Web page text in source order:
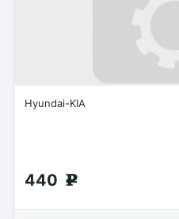
Hyundai-KIA
440 g